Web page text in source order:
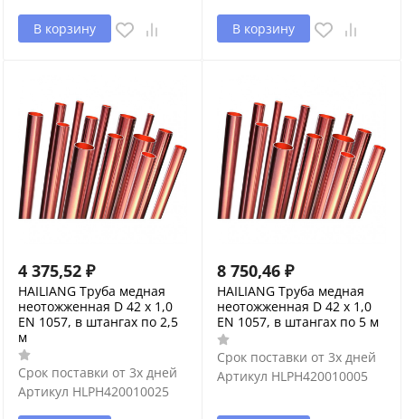
В корзину В корзину
4 375,52 ₽
HAILIANG Труба медная
неотожженная D 42 х 1,0
EN 1057, в штангах по 2,5
м
Срок поставки от 3х дней
Артикул HLPH420010025
8 750,46 ₽
HAILIANG Труба медная
неотожженная D 42 х 1,0
EN 1057, в штангах по 5 м
Срок поставки от 3х дней
Артикул HLPH420010005